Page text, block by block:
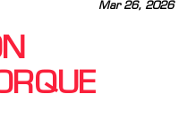
Mar 26, 2026